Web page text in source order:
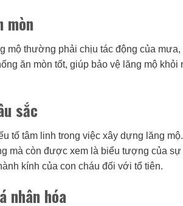
mòn
mộ thường phải chịu tác động của
ăn mòn tốt, giúp bảo vệ lăng mộ
sắc
tố tâm linh trong việc xây dựng lăng
mà còn được xem là biểu tượng của
kính của con cháu đối với tổ tiên.
nhân hóa